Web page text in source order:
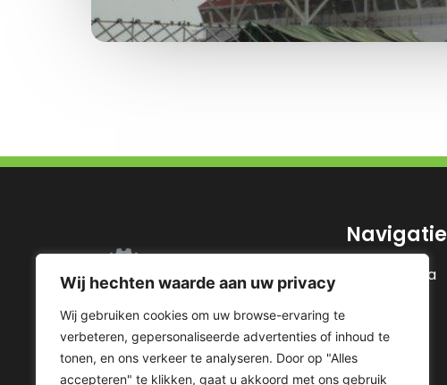
Wij hechten waarde aan uw privacy
Wij gebruiken cookies om uw browse-ervaring te
verbeteren, gepersonaliseerde advertenties of inhoud te
tonen, en ons verkeer te analyseren. Door op "Alles
accepteren" te klikken, gaat u akkoord met ons gebruik
Navigatie
Homepagina
Reviews